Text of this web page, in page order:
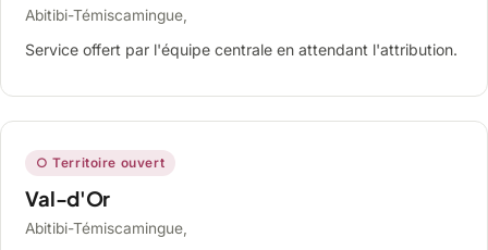
Abitibi-Témiscamingue,
Service offert par l'équipe centrale en attendant l'attribution.
○ Territoire ouvert
Val-d'Or
Abitibi-Témiscamingue,